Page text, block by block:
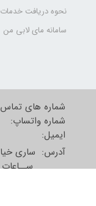
نحوه دریافت
سامانه مای لابی من
شماره های
شماره واتساپ:
​​​​​​​ایمیل:
آدرس: ساری خیابان
ســاعات